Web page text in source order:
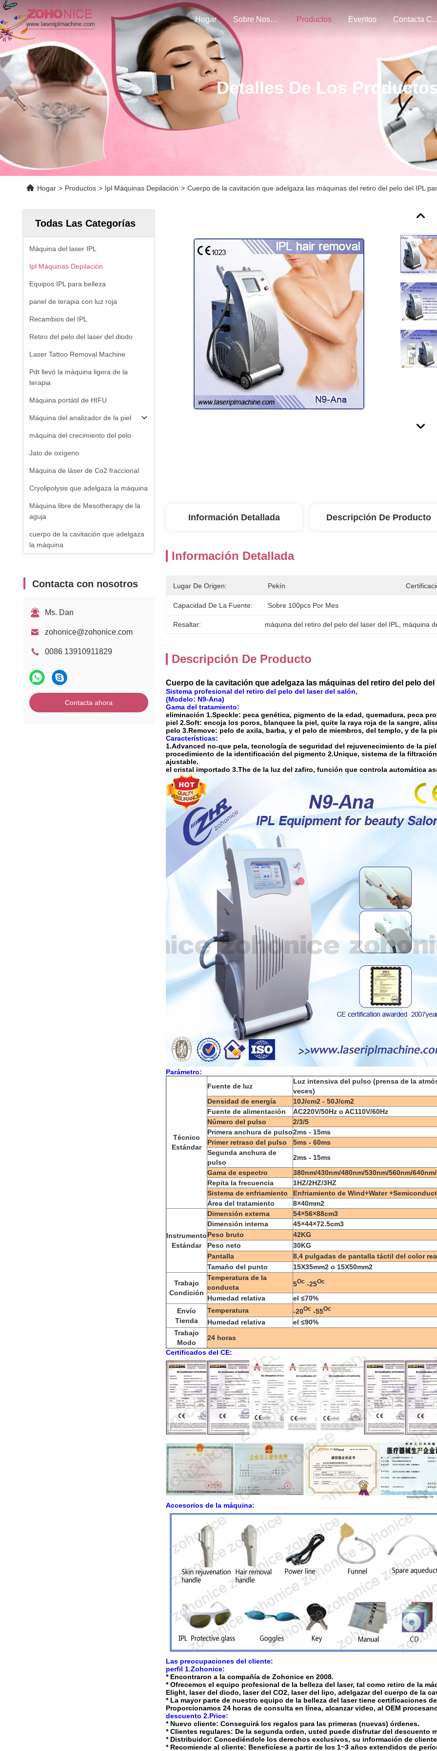
Hogar Sobre Nosotros Productos Eventos Contacta
Detalles De Los
Hogar > Productos > Ipl Máquinas Depilación > Cuerpo de la cavitación que adelgaza las máquinas del retiro del pelo del IPL
Todas Las Categorías
Máquina del laser IPL
Ipl Máquinas Depilación
Equipos IPL para belleza
panel de terapia con luz roja
Recambios del IPL
Retiro del pelo del laser del diodo
Laser Tattoo Removal Machine
Pdt llevó la máquina ligera de la
terapia
Máquina portátil de HIFU
Máquina del analizador de la piel
máquina del crecimiento del pelo
Jato de oxígeno
Máquina de láser de Co2 fraccional
Cryolipolysis que adelgaza la máquina
Máquina libre de Mesotherapy de la
aguja
cuerpo de la cavitación que adelgaza
la máquina
Máquina de fisioterapia
Contacta con nosotros
Ms. Dan
zohonice@zohonice.com
0086 13910911829
Contacta ahora
Información Detallada Descripción De Producto
Información Detallada
Lugar De Origen: Pekín
Capacidad De La Fuente: Sobre 100pcs Por Mes
Resaltar: máquina del retiro del pelo del laser del IPL máquina
Descripción De Producto
Cuerpo de la cavitación que adelgaza las máquinas del retiro del pelo
Sistema profesional del retiro del pelo del laser del salón,
(Modelo: N9-Ana)
Gama del tratamiento:
eliminación 1.Speckle: peca genética, pigmento de la edad, quemadura, peca
piel 2.Soft: encoja los poros, blanquee la piel, quite la raya roja de la sangre,
pelo 3.Remove: pelo de axila, barba, y el pelo de miembros, del templo, y de la
Características:
1.Advanced no-que pela, tecnología de seguridad del rejuvenecimiento de la
procedimiento de la identificación del pigmento 2.Unique, sistema de la
ajustable.
el cristal importado 3.The de la luz del zafiro, función que controla automática
Parámetro:
Técnico
Estándar
Fuente de luz
Luz intensiva del pulso (prensa de la
veces)
Densidad de energía
10J/cm2 - 50J/cm2
Fuente de alimentación
AC220V/50Hz o AC110V/60Hz
Número del pulso
2/3/5
Primera anchura de pulso2ms - 15ms
Primer retraso del pulso
5ms - 60ms
Segunda anchura de
pulso
2ms - 15ms
Gama de espectro
380nm/430nm/480nm/530nm/560nm/
Repita la frecuencia
1HZ/2HZ/3HZ
Sistema de enfriamiento
Enfriamiento de Wind+Water
Área del tratamiento
8×40mm2
Instrumento
Estándar
Dimensión externa
54×56×88cm3
Dimensión interna
45×44×72.5cm3
Peso bruto
42KG
Peso neto
30KG
Pantalla
8,4 pulgadas de pantalla táctil del color
Tamaño del punto
15X35mm2 o 15X50mm2
Trabajo
Condición
Temperatura de la
conducta
5Oc -25Oc
Humedad relativa
el ≤70%
Envío
Tienda
Temperatura -20Oc -55Oc
Humedad relativa
el ≤90%
Trabajo
Modo
24 horas
Certificados del CE:
Accesorios de la máquina:
Las preocupaciones del cliente:
perfil 1.Zohonice:
* Encontraron a la compañía de Zohonice en 2008.
* Ofrecemos el equipo profesional de la belleza del laser, tal como retiro de la
Elight, laser del diodo, laser del CO2, laser del lipo, adelgazar del cuerpo de la
* La mayor parte de nuestro equipo de la belleza del laser tiene certificaciones
Proporcionamos 24 horas de consulta en línea, alcanzar video, al OEM
descuento 2.Price:
* Nuevo cliente: Conseguirá los regalos para las primeras (nuevas) órdenes.
* Clientes regulares: De la segunda orden, usted puede disfrutar del descuento
* Distribuidor: Concediéndole los derechos exclusivos, su información de
* Recomiende al cliente: Beneficíese a partir de los 1~3 años extendidos de